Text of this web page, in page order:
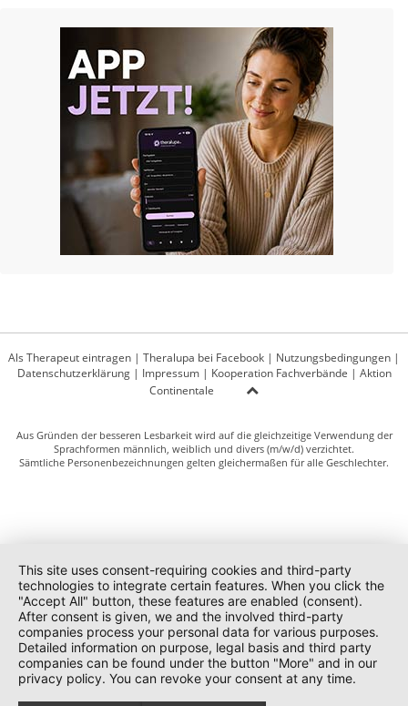
Als Therapeut eintragen | Theralupa bei Facebook | Nutzungsbedingungen |
Datenschutzerklärung| Impressum| Kooperation Fachverbände | Aktion
Continentale
Aus Gründen der besseren Lesbarkeit wird auf die gleichzeitige Verwendung der
Sprachformen männlich, weiblich und divers (m/w/d) verzichtet.
Sämtliche Personenbezeichnungen gelten gleichermaßen für alle Geschlechter.
This site uses consent-requiring cookies and third-party
technologies to integrate certain features. When you click the
"Accept All" button, these features are enabled (consent).
After consent is given, we and the involved third-party
companies process your personal data for various purposes.
Detailed information on purpose, legal basis and third party
companies can be found under the button "More" and in our
privacy policy. You can revoke your consent at any time.